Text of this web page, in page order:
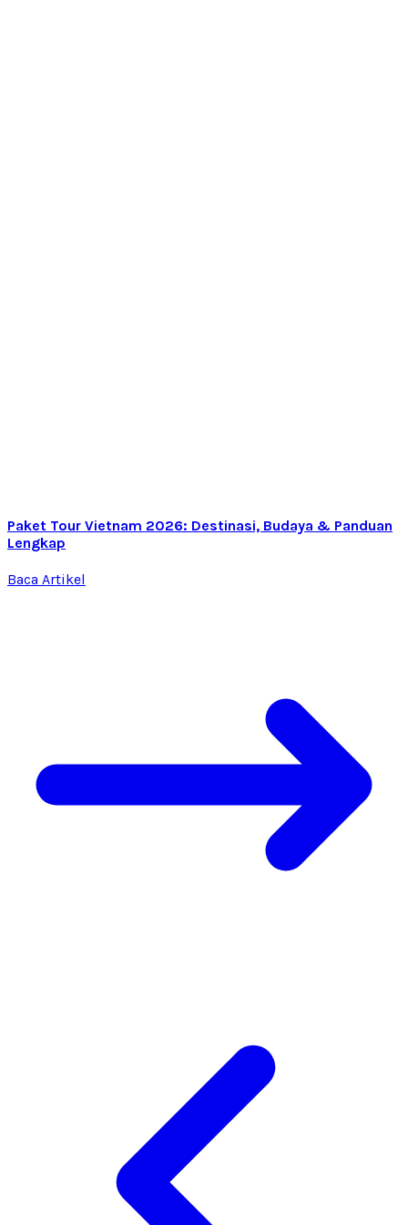
Paket Tour Vietnam 2026: Destinasi, Budaya & Panduan
Lengkap
Baca Artikel